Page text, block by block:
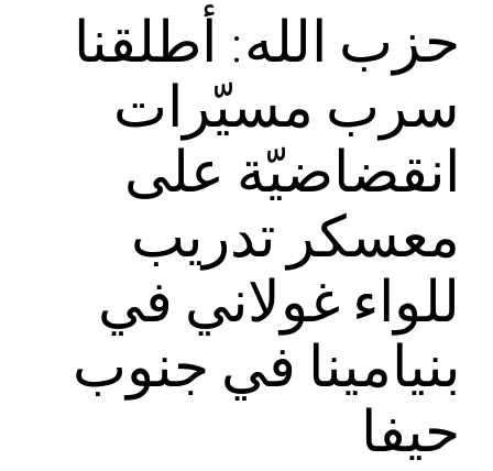
حزب الله: أطلقنا
سرب مسيّرات
انقضاضيّة على
معسكر تدريب
للواء غولاني في
بنيامينا في جنوب
حيفا